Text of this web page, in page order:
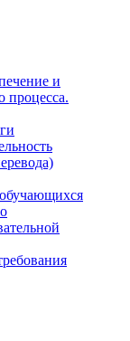
и
процесса.